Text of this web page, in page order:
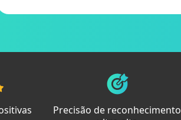
Precisão de reconhecimento